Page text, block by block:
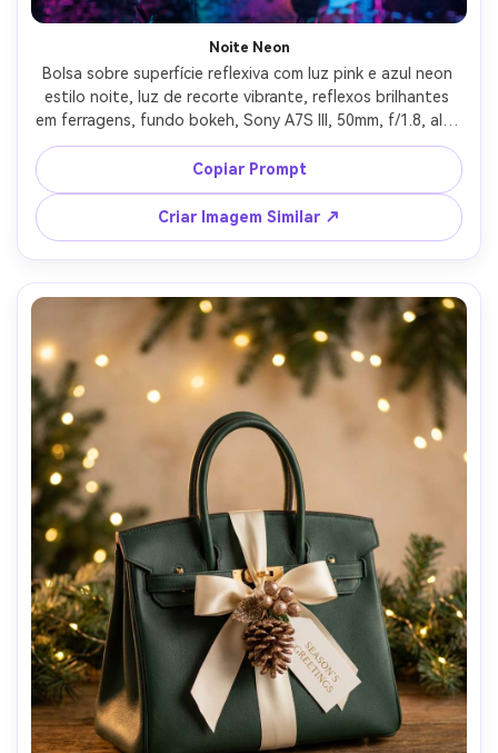
Noite Neon
Bolsa sobre superfície reflexiva com luz pink e azul neon
estilo noite, luz de recorte vibrante, reflexos brilhantes
em ferragens, fundo bokeh, Sony A7S III, 50mm, f/1.8, alto
contraste, detalhes ultra realistas, estética ousada Gen Z
--ar 4:5
Copiar Prompt
Criar Imagem Similar ↗